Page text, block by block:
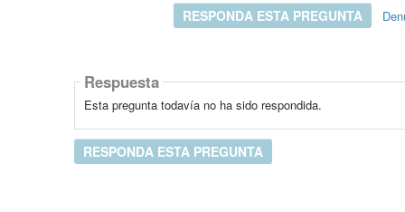
RESPONDA ESTA PREGUNTA
Respuesta
Esta pregunta todavía no ha sido respondida.
RESPONDA ESTA PREGUNTA